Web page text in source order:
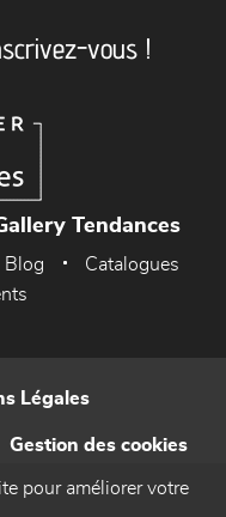
vous !
Tendances
Blog
Catalogues
Légales
Gestion des cookies
pour améliorer votre